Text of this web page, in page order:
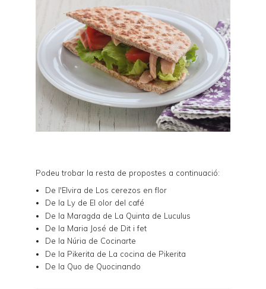
Podeu trobar la resta de propostes a continuació:
De l'Elvira de Los cerezos en flor
De la Ly de El olor del café
De la Maragda de La Quinta de Luculus
De la Maria José de Dit i fet
De la Núria de Cocinarte
De la Pikerita de La cocina de Pikerita
De la Quo de Quocinando